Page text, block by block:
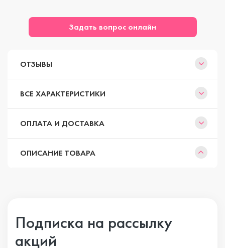
Задать вопрос онлайн
ОТЗЫВЫ
ВСЕ ХАРАКТЕРИСТИКИ
ОПЛАТА И ДОСТАВКА
ОПИСАНИЕ ТОВАРА
Подписка на рассылку
акций